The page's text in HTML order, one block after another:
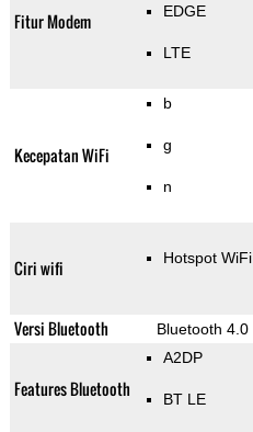
Fitur Modem EDGE
LTE
Kecepatan WiFi
b
g
n
Ciri wifi Hotspot WiFi
Versi Bluetooth Bluetooth 4.0
Features Bluetooth
A2DP
BT LE